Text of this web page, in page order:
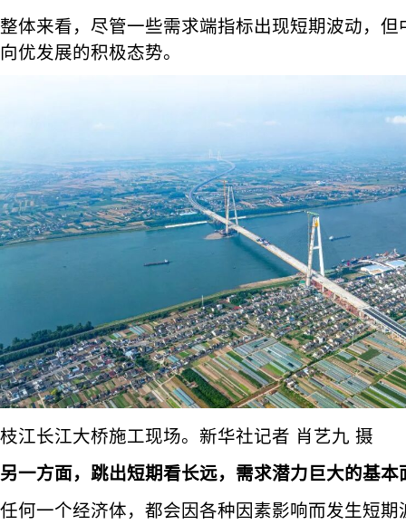
整体来看，尽管一些需求端指标出现短期波动，
向优发展的积极态势。
枝江长江大桥施工现场。新华社记者 肖艺九 摄
另一方面，跳出短期看长远，需求潜力巨大的基本
任何一个经济体，都会因各种因素影响而发生短